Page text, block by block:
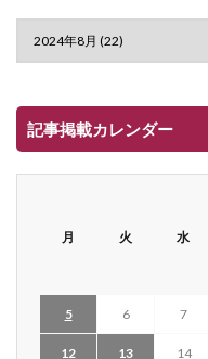
記事掲載カレンダー
月 火 水
5 6 7
12 13 14